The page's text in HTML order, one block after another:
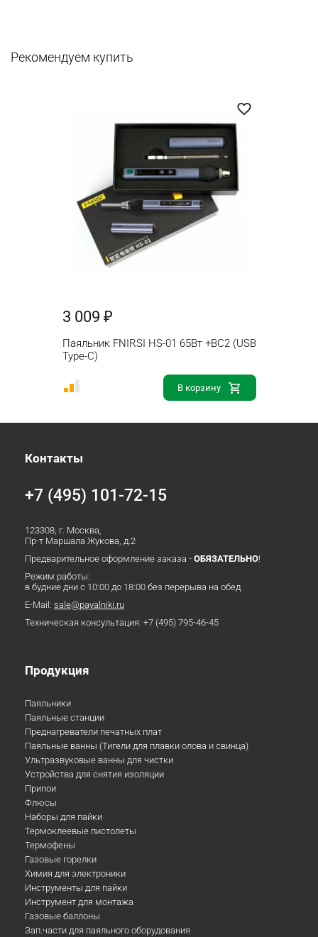
Рекомендуем купить
3 009 ₽
Паяльник FNIRSI HS-01 65Вт +BC2 (USB
Type-C)
В корзину
Контакты
+7 (495) 101-72-15
123308, г. Москва,
Пр-т Маршала Жукова, д.2
Предварительное оформление заказа - ОБЯЗАТЕЛЬНО!
Режим работы:
в будние дни с 10:00 до 18:00 без перерыва на обед
E-Mail: sale@payalniki.ru
Техническая консультация: +7 (495) 795-46-45
Продукция
Паяльники
Паяльные станции
Преднагреватели печатных плат
Паяльные ванны (Тигели для плавки олова и свинца)
Ультразвуковые ванны для чистки
Устройства для снятия изоляции
Припои
Флюсы
Наборы для пайки
Термоклеевые пистолеты
Термофены
Газовые горелки
Химия для электроники
Инструменты для пайки
Инструмент для монтажа
Газовые баллоны
Зап.части для паяльного оборудования